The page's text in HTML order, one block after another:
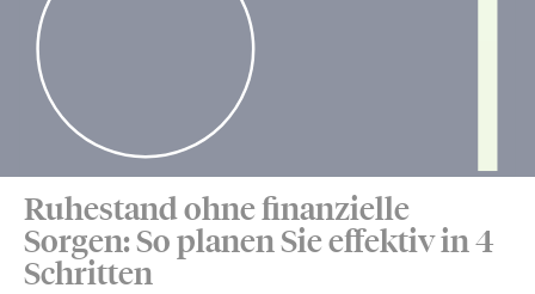
Ruhestand ohne finanzielle
Sorgen: So planen Sie effektiv in 4
Schritten